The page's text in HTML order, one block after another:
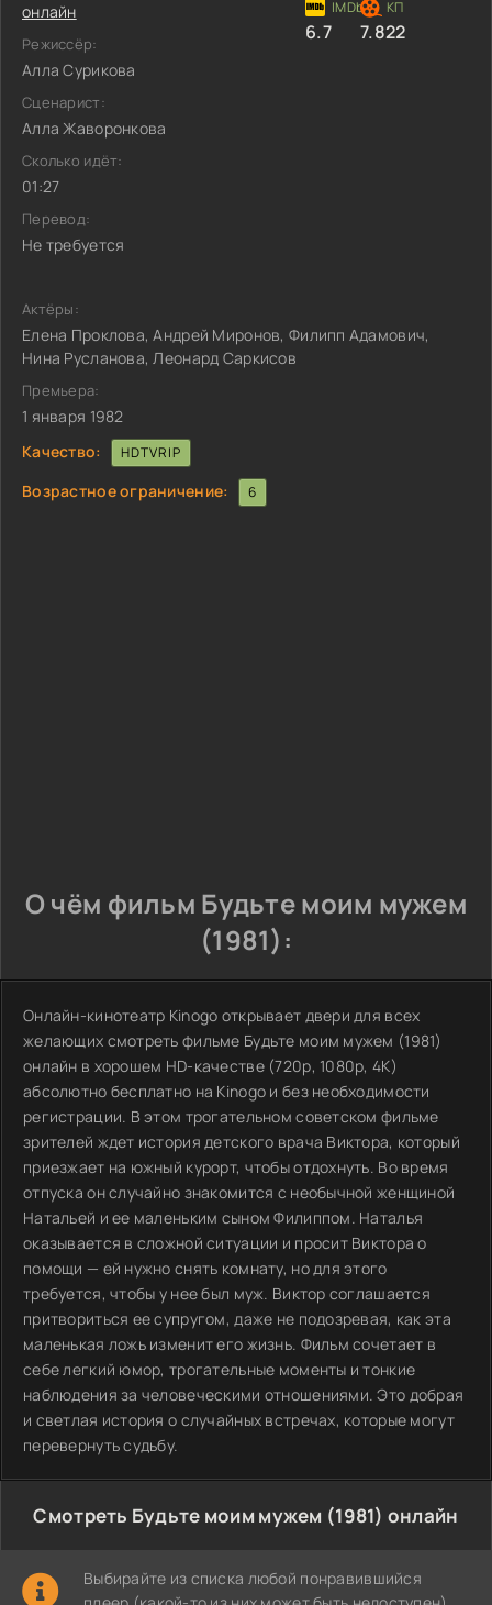
онлайн
Режиссёр:
Алла Сурикова
Сценарист:
Алла Жаворонкова
Сколько идёт:
01:27
Перевод:
Не требуется
6.7 7.822
Актёры:
Елена Проклова, Андрей Миронов, Филипп Адамович,
Нина Русланова, Леонард Саркисов
Премьера:
1 января 1982
Качество:
HDTVRIP
Возрастное ограничение: 6
О чём фильм Будьте моим мужем
(1981):
Онлайн-кинотеатр Kinogo открывает двери для всех
желающих смотреть фильме Будьте моим мужем (1981)
онлайн в хорошем HD-качестве (720p, 1080p, 4K)
абсолютно бесплатно на Kinogo и без необходимости
регистрации. В этом трогательном советском фильме
зрителей ждет история детского врача Виктора, который
приезжает на южный курорт, чтобы отдохнуть. Во время
отпуска он случайно знакомится с необычной женщиной
Натальей и ее маленьким сыном Филиппом. Наталья
оказывается в сложной ситуации и просит Виктора о
помощи — ей нужно снять комнату, но для этого
требуется, чтобы у нее был муж. Виктор соглашается
притвориться ее супругом, даже не подозревая, как эта
маленькая ложь изменит его жизнь. Фильм сочетает в
себе легкий юмор, трогательные моменты и тонкие
наблюдения за человеческими отношениями. Это добрая
и светлая история о случайных встречах, которые могут
перевернуть судьбу.
Смотреть Будьте моим мужем (1981) онлайн
Выбирайте из списка любой понравившийся